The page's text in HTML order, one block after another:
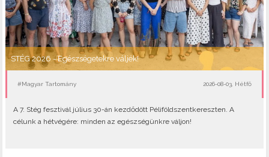
STÉG 2026 - Egészségetekre váljék!
#Magyar Tartomány 2026-08-03, Hétfő
A 7. Stég fesztivál július 30-án kezdődött Péliföldszentkereszten. A
célunk a hétvégére: minden az egészségünkre váljon!